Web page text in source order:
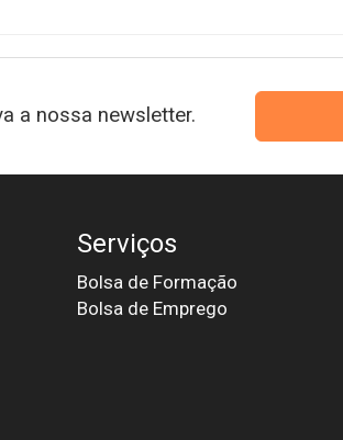
a nossa newsletter.
Serviços
Bolsa de Formação
Bolsa de Emprego